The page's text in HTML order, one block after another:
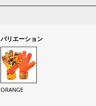
バリエーション
ORANGE